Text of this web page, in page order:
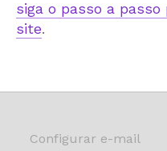
siga o passo a
site.
Configurar e-mail